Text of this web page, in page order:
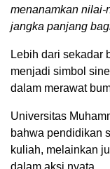
menanamkan nilai-
jangka panjang
Lebih dari sekadar
menjadi simbol
dalam merawat
Universitas
bahwa pendidikan
kuliah, melainkan